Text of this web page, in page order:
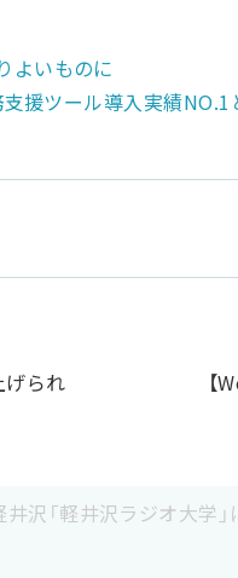
よいものに
援ツール導入実績
げられ
【
井沢「軽井沢ラジオ大学